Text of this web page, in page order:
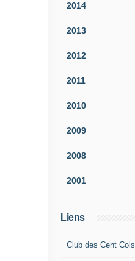
2014
2013
2012
2011
2010
2009
2008
2001
Liens
Club des Cent Cols